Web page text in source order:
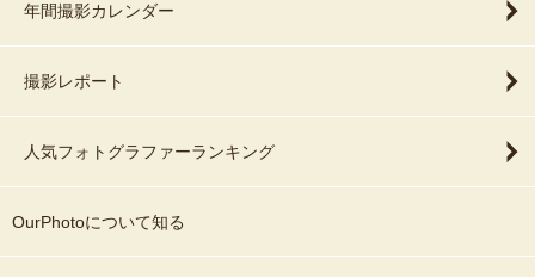
年間撮影カレンダー
撮影レポート
人気フォトグラファーランキング
OurPhotoについて知る